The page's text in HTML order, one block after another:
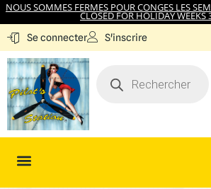
NOUS SOMMES FERMES POUR CONGES LES
CLOSED FOR HOLIDAY WEEKS
Se connecter S'inscrire